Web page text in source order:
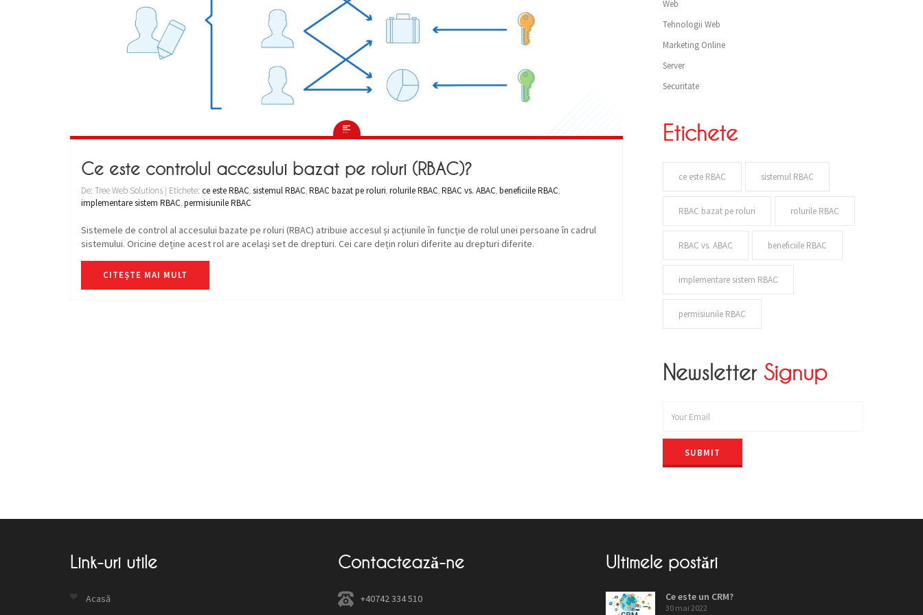
Ce este controlul accesului bazat pe roluri (RBAC)?
De: Tree Web Solutions | Etichete: ce este RBAC,sistemul RBAC,RBAC bazat pe roluri,rolurile RBAC,RBAC vs. ABAC,beneficiile RBAC,
implementare sistem RBAC,permisiunile RBAC
Sistemele de control al accesului bazate pe roluri (RBAC) atribuie accesul și acțiunile în funcție de rolul unei persoane în cadrul
sistemului. Oricine deține acest rol are același set de drepturi. Cei care dețin roluri diferite au drepturi diferite.
CITEȘTE MAI MULT
Web
Tehnologii Web
Marketing Online
Server
Securitate
Etichete
ce este RBAC sistemul RBAC
RBAC bazat pe roluri rolurile RBAC
RBAC vs. ABAC beneficiile RBAC
implementare sistem RBAC
permisiunile RBAC
NewsletterSignup
SUBMIT
Link-uri utile
Acasă
Contactează-ne
+40742 334 510
Ultimele postări
Ce este un CRM?
30 mai 2022